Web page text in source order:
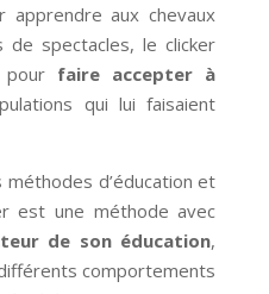
apprendre aux chevaux
spectacles, le clicker
faire accepter à
qui lui faisaient
d’éducation et
est une méthode avec
de son éducation,
comportements